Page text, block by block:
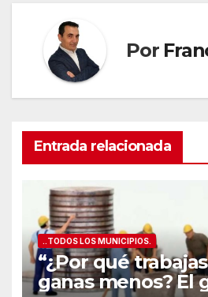
Por
Entrada relacionada
..TODOS LOS MUNICIPIOS.
“¿Por qué
ganas menos? El